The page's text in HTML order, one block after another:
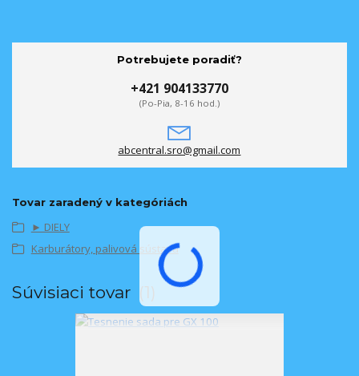
Potrebujete poradiť?
+421 904133770
(Po-Pia, 8-16 hod.)
abcentral.sro@gmail.com
Tovar zaradený v kategóriách
► DIELY
Karburátory, palivová sústava
Súvisiaci tovar 1